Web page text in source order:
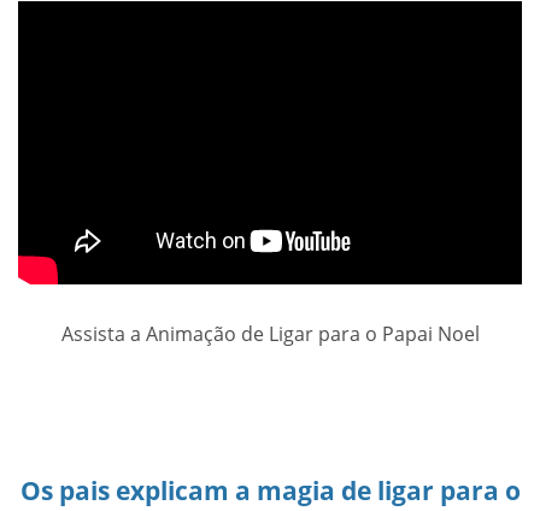
Assista a Animação de Ligar para o Papai Noel
Os pais explicam a magia de ligar para o